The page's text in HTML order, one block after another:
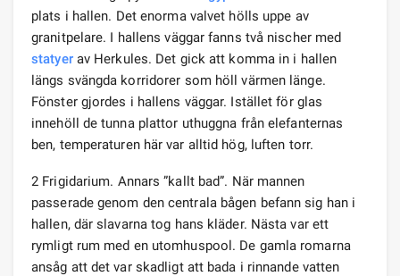
plats i hallen. Det enorma valvet hölls uppe av
granitpelare. I hallens väggar fanns två nischer med
statyerav Herkules. Det gick att komma in i hallen
längs svängda korridorer som höll värmen länge.
Fönster gjordes i hallens väggar. Istället för glas
innehöll de tunna plattor uthuggna från elefanternas
ben, temperaturen här var alltid hög, luften torr.
2 Frigidarium. Annars ”kallt bad”. När mannen
passerade genom den centrala bågen befann sig han i
hallen, där slavarna tog hans kläder. Nästa var ett
rymligt rum med en utomhuspool. De gamla romarna
ansåg att det var skadligt att bada i rinnande vatten